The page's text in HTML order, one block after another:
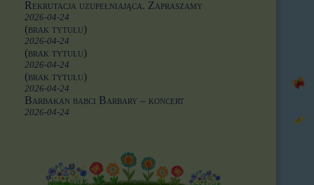
Rekrutacja uzupełniająca. Zapraszamy
2026-04-24
(brak tytułu)
2026-04-24
(brak tytułu)
2026-04-24
(brak tytułu)
2026-04-24
Barbakan babci Barbary – koncert
2026-04-24